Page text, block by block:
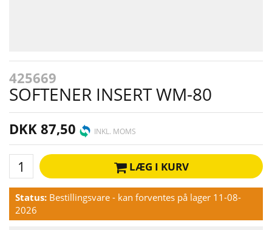
425669
SOFTENER INSERT WM-80
DKK 87,50 INKL. MOMS
LÆG I KURV
Status: Bestillingsvare - kan forventes på lager 11-08-
2026